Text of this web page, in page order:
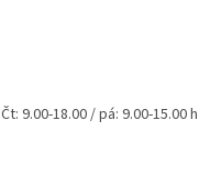
9.00-18.00 / pá: 9.00-15.00 h